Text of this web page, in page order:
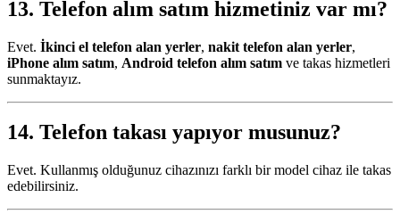
13. Telefon alım satım hizmetiniz var mı?
Evet. İkinci el telefon alan yerler, nakit telefon alan yerler,
iPhone alım satım, Android telefon alım satım ve takas hizmetleri
sunmaktayız.
14. Telefon takası yapıyor musunuz?
Evet. Kullanmış olduğunuz cihazınızı farklı bir model cihaz ile takas
edebilirsiniz.